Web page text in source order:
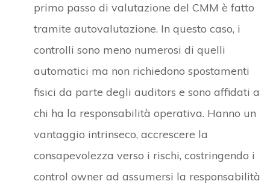
primo passo di valutazione del CMM è fatto
tramite autovalutazione. In questo caso, i
controlli sono meno numerosi di quelli
automatici ma non richiedono spostamenti
fisici da parte degli auditors e sono affidati a
chi ha la responsabilità operativa. Hanno un
vantaggio intrinseco, accrescere la
consapevolezza verso i rischi, costringendo i
control owner ad assumersi la responsabilità